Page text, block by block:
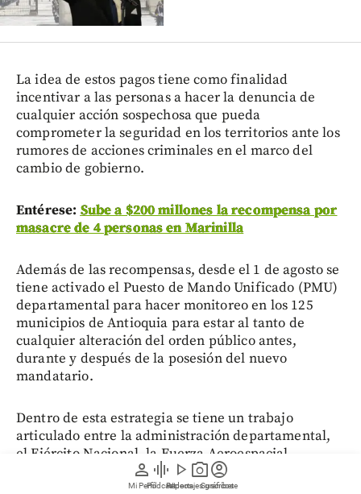
person
Mi Perfil
graphic_eq
Pódcast
play_arrow
Videos
photo_camera
Reportajes gráficos
account_circle
Suscríbete
La idea de estos pagos tiene como finalidad
incentivar a las personas a hacer la denuncia de
cualquier acción sospechosa que pueda
comprometer la seguridad en los territorios ante los
rumores de acciones criminales en el marco del
cambio de gobierno.
Entérese: Sube a $200 millones la recompensa por
masacre de 4 personas en Marinilla
Además de las recompensas, desde el 1 de agosto se
tiene activado el Puesto de Mando Unificado (PMU)
departamental para hacer monitoreo en los 125
municipios de Antioquia para estar al tanto de
cualquier alteración del orden público antes,
durante y después de la posesión del nuevo
mandatario.
Dentro de esta estrategia se tiene un trabajo
articulado entre la administración departamental,
el Ejército Nacional, la Fuerza Aeroespacial
Colombiana, la Policía Nacional y la Fiscalía General
de la Nación para reaccionar a cualquier alerta de